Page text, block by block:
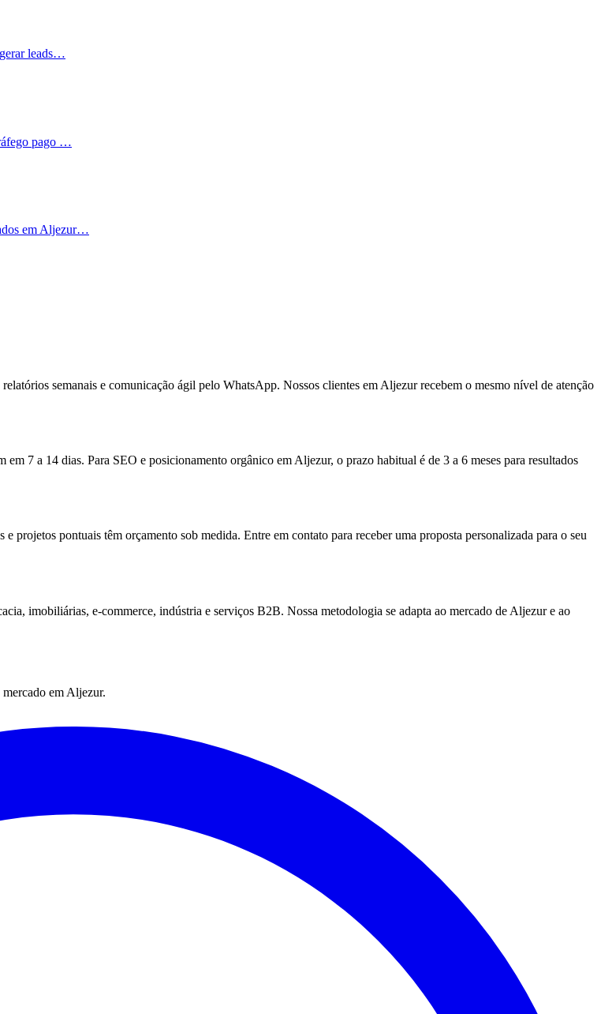
leads…
pago …
em Aljezur…
semanais e comunicação ágil pelo WhatsApp. Nossos clientes em Aljezur recebem o mesmo nível de atenção
7 a 14 dias. Para SEO e posicionamento orgânico em Aljezur, o prazo habitual é de 3 a 6 meses para resultados
projetos pontuais têm orçamento sob medida. Entre em contato para receber uma proposta personalizada para o seu
imobiliárias, e-commerce, indústria e serviços B2B. Nossa metodologia se adapta ao mercado de Aljezur e ao
em Aljezur.